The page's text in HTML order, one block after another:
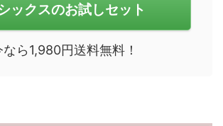
ックスのお試しセット
なら1,980円送料無料！